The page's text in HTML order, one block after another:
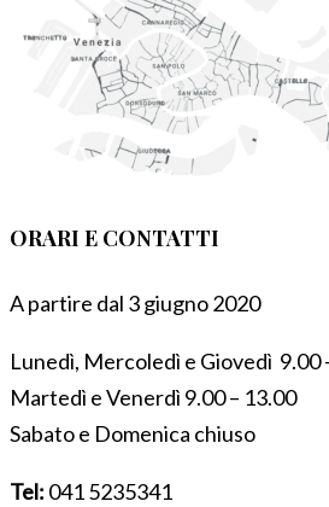
ORARI E CONTATTI
A partire dal 3 giugno 2020
Lunedì, Mercoledì e Giovedì 9.00
Martedì e Venerdì 9.00 – 13.00
Sabato e Domenica chiuso
Tel: 041 5235341